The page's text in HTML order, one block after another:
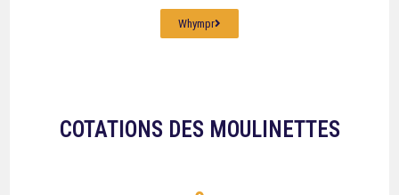
Whympr
COTATIONS DES MOULINETTES